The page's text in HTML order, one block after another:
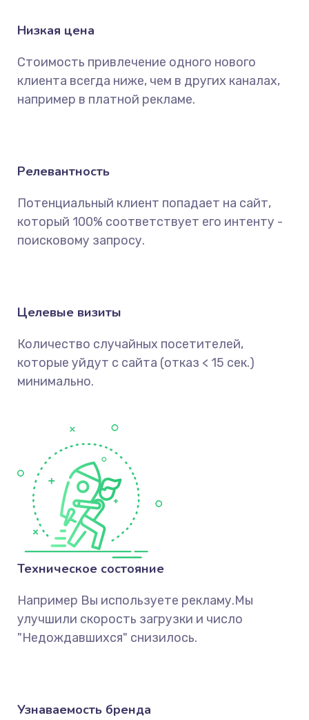
Низкая цена
Стоимость привлечение одного нового
клиента всегда ниже, чем в других каналах,
например в платной рекламе.
Релевантность
Потенциальный клиент попадает на сайт,
который 100% соответствует его интенту -
поисковому запросу.
Целевые визиты
Количество случайных посетителей,
которые уйдут с сайта (отказ < 15 сек.)
минимально.
Техническое состояние
Например Вы используете рекламу.Мы
улучшили скорость загрузки и число
"Недождавшихся" снизилось.
Узнаваемость бренда